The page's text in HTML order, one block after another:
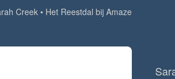
Creek
Het Reestdal bij Amaze